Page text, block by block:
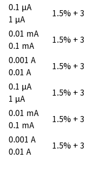
0.1 μA
1 μA
1.5% + 3
0.01 mA
0.1 mA
1.5% + 3
0.001 A
0.01 A
1.5% + 3
0.1 μA
1 μA
1.5% + 3
0.01 mA
0.1 mA
1.5% + 3
0.001 A
0.01 A
1.5% + 3